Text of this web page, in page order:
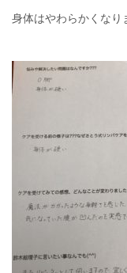
身体はやわらかくなり